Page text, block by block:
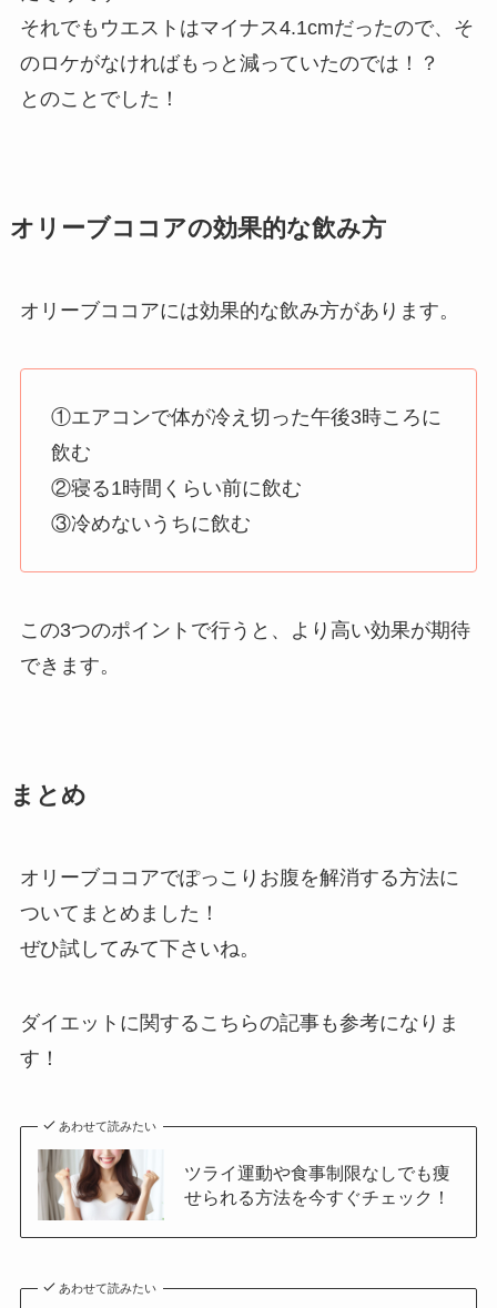
それでもウエストはマイナス4.1cmだったので、そ
のロケがなければもっと減っていたのでは！？
とのことでした！
オリーブココアの効果的な飲み方
オリーブココアには効果的な飲み方があります。
①エアコンで体が冷え切った午後3時ころに
飲む
②寝る1時間くらい前に飲む
③冷めないうちに飲む
この3つのポイントで行うと、より高い効果が期待
できます。
まとめ
オリーブココアでぽっこりお腹を解消する方法に
ついてまとめました！
ぜひ試してみて下さいね。
ダイエットに関するこちらの記事も参考になりま
す！
あわせて読みたい
ツライ運動や食事制限なしでも痩
せられる方法を今すぐチェック！
あわせて読みたい